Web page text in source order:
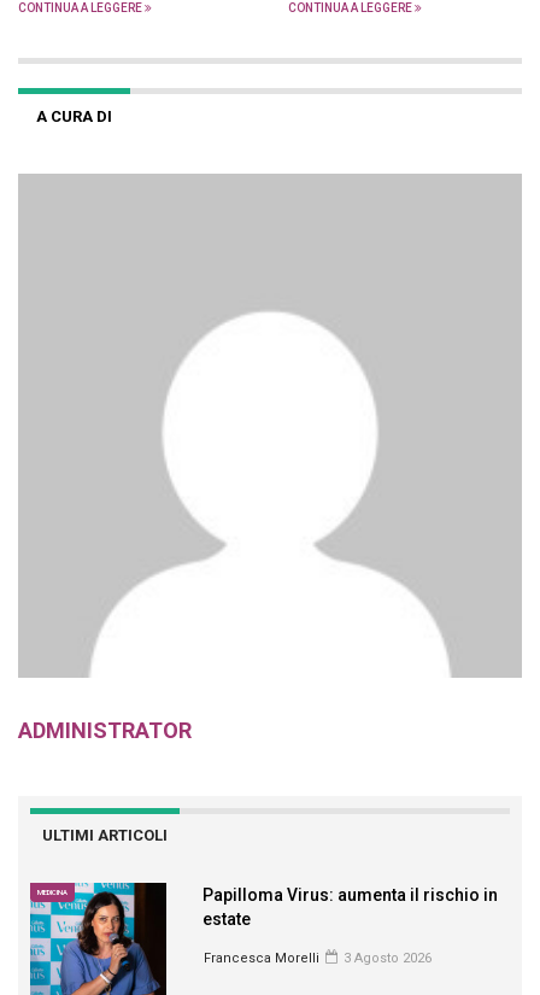
CONTINUA A LEGGERE CONTINUA A LEGGERE
A CURA DI
ADMINISTRATOR
ULTIMI ARTICOLI
MEDICINA
Papilloma Virus: aumenta il rischio in
estate
Francesca Morelli 3 Agosto 2026